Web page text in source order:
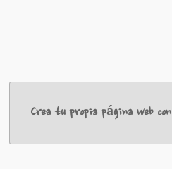
Crea tu propia página web con